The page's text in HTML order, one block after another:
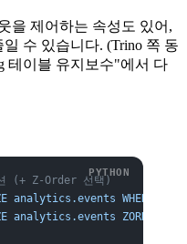
을 제어하는 속성도 있어,
수 있습니다. (Trino 쪽 동
테이블 유지보수"에서 다
(+ Z-Order 선택)
analytics.events WHERE dt
analytics.events ZORDER